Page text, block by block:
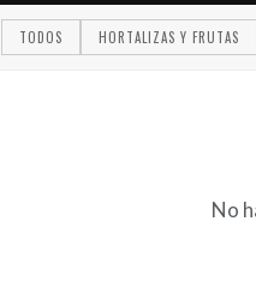
TODOS HORTALIZAS Y FRUTAS
No